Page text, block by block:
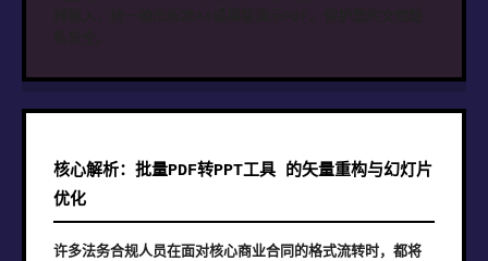
核心解析：批量PDF转PPT工具 的矢量重构与幻灯片
优化
许多法务合规人员在面对核心商业合同的格式流转时，都将